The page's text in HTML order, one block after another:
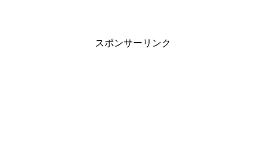
スポンサーリンク